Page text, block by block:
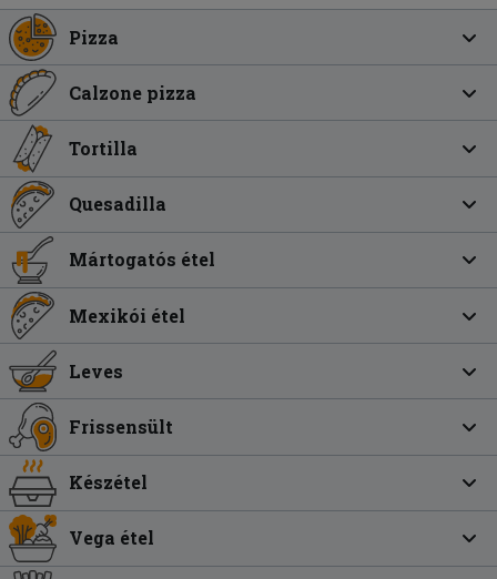
Pizza
Calzone pizza
Tortilla
Quesadilla
Mártogatós étel
Mexikói étel
Leves
Frissensült
Készétel
Vega étel